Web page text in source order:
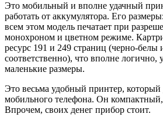
Это мобильный и вполне удачный
работать от аккумулятора. Его
всем этом модель печатает при
монохроном и цветном режиме.
ресурс 191 и 249 страниц (черно-белы
соответственно), что вполне логично,
маленькие размеры.
Это весьма удобный принтер, который
мобильного телефона. Он
Впрочем, своих денег прибор стоит.